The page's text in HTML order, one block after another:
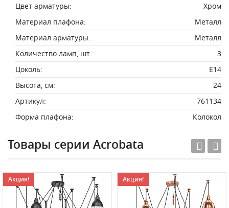
Цвет арматуры:
Хром
Материал плафона:
Металл
Материал арматуры:
Металл
Количество ламп, шт.:
3
Цоколь:
E14
Высота, см:
24
Артикул:
761134
Форма плафона:
Колокол
Товары серии Acrobata
Акция! Акция!